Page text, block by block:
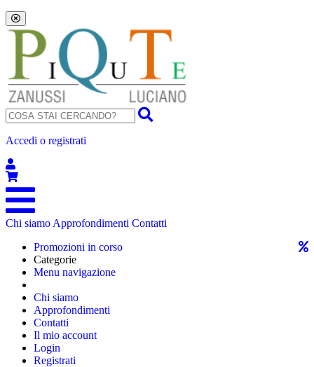
Accedi o registrati
Chi siamo Approfondimenti Contatti
Promozioni in corso
Categorie
Menu navigazione
Chi siamo
Approfondimenti
Contatti
Il mio account
Login
Registrati